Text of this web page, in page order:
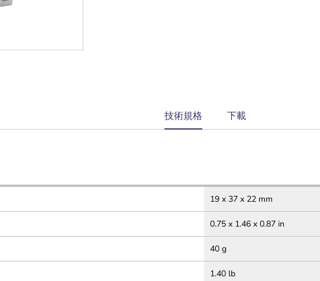
current
tab:
技術規格 下載
19 x 37 x 22 mm
0.75 x 1.46 x 0.87 in
40 g
1.40 lb